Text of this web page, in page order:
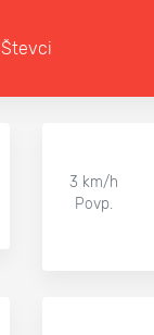
Števci
3 km/h
Povp.